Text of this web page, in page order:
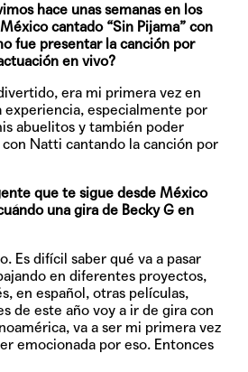
hace unas semanas en los
cantado “Sin Pijama” con
fue presentar la canción por
en vivo?
era mi primera vez en
experiencia, especialmente por
abuelitos y también poder
Natti cantando la canción por
que te sigue desde México
una gira de Becky G en
Es difícil saber qué va a pasar
en diferentes proyectos,
en español, otras películas,
de este año voy a ir de gira con
va a ser mi primera vez
emocionada por eso. Entonces